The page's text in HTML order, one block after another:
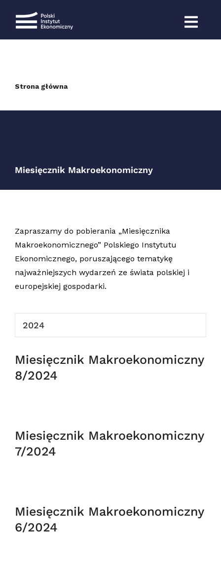
Miesięcznik
Strona główna
Miesięcznik Makroekonomiczny
Zapraszamy do pobierania „Miesięcznika
Makroekonomicznego” Polskiego Instytutu
Ekonomicznego, poruszającego tematykę
najważniejszych wydarzeń ze świata polskiej i
europejskiej gospodarki.
2024
Miesięcznik Makroekonomiczny
8/2024
Miesięcznik Makroekonomiczny
7/2024
Miesięcznik Makroekonomiczny
6/2024